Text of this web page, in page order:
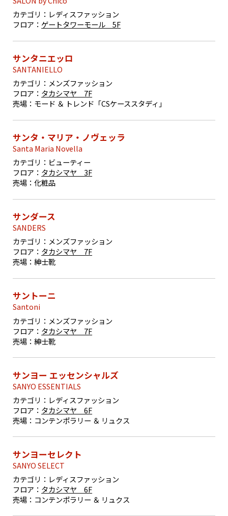
カテゴリ： レディスファッション
フロア： ゲートタワーモール 5F
サンタニエッロ
SANTANIELLO
カテゴリ： メンズファッション
フロア： タカシマヤ 7F
売場： モード ＆ トレンド「CSケーススタディ」
サンタ・マリア・ノヴェッラ
Santa Maria Novella
カテゴリ： ビューティー
フロア： タカシマヤ 3F
売場：化粧品
サンダース
SANDERS
カテゴリ： メンズファッション
フロア： タカシマヤ 7F
売場：紳士靴
サントーニ
Santoni
カテゴリ： メンズファッション
フロア： タカシマヤ 7F
売場：紳士靴
サンヨー エッセンシャルズ
SANYO ESSENTIALS
カテゴリ： レディスファッション
フロア： タカシマヤ 6F
売場： コンテンポラリー ＆ リュクス
サンヨーセレクト
SANYO SELECT
カテゴリ： レディスファッション
フロア： タカシマヤ 6F
売場： コンテンポラリー ＆ リュクス